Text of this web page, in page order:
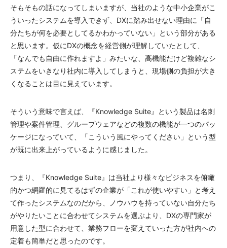
そもそもの話になってしまいますが、当社のような中小企業がこ
ういったシステムを導入できず、DXに踏み出せない理由に「自
分たちが何を必要としてるかわかっていない」という部分がある
と思います。仮にDXの概念を経営側が理解していたとして、
「なんでも自由に作れますよ」みたいな、高機能だけど複雑なシ
ステムをいきなり社内に導入してしまうと、現場側の負担が大き
くなることは目に見えています。
そういう意味で言えば、『Knowledge Suite』という製品は名刺
管理や案件管理、グループウェアなどの複数の機能が一つのパッ
ケージになっていて、「こういう風にやってください」という型
が既に出来上がっているように感じました。
つまり、『Knowledge Suite』は当社より様々なビジネスを俯瞰
的かつ網羅的に見てるはずの企業が「これが使いやすい」と考え
て作ったシステムなのだから、ノウハウを持っていない自分たち
がやりたいことに合わせてシステムを選ぶより、DXの専門家が
用意した型に合わせて、業務フローを変えていった方が社内への
定着も簡単だと思ったのです。